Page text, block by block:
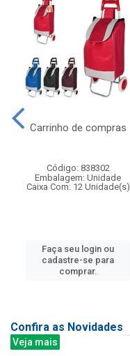
Carrinho de compras
Código: 838302
Embalagem: Unidade
Caixa Com: 12 Unidade(s)
Faça seu login ou
cadastre-se para
comprar.
Confira as Novidades
Veja mais